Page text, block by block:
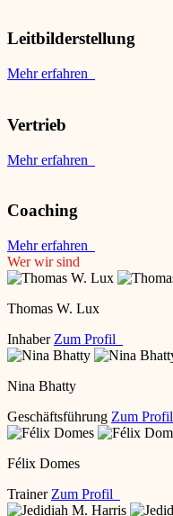
Leitbilderstellung
Mehr erfahren
Vertrieb
Mehr erfahren
Coaching
Mehr erfahren
Wer wir sind
Thomas W. Lux
Inhaber Zum Profil
Nina Bhatty
Geschäftsführung Zum Profil
Félix Domes
Trainer Zum Profil